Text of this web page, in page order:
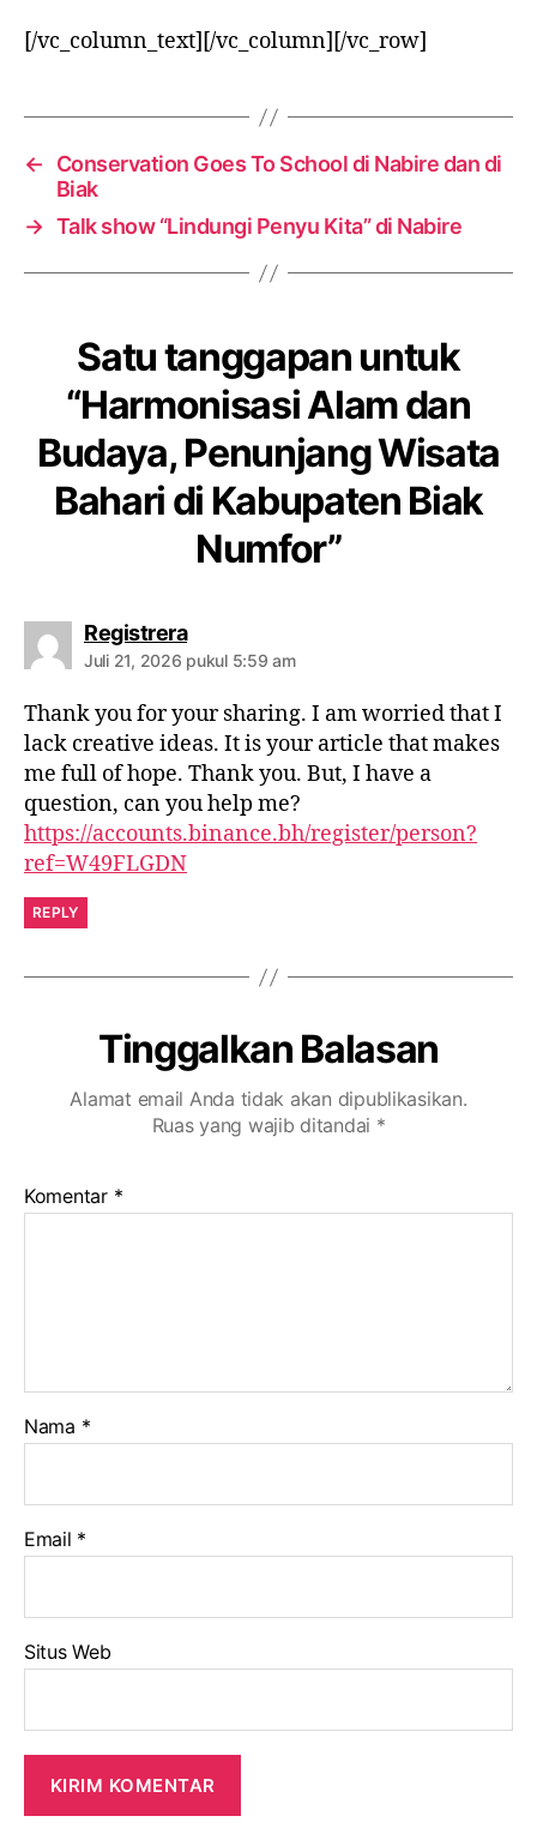
[/vc_column_text][/vc_column][/vc_row]
←
Conservation Goes To School di Nabire dan di
Biak
→ Talk show “Lindungi Penyu Kita” di Nabire
Satu tanggapan untuk
“Harmonisasi Alam dan
Budaya, Penunjang Wisata
Bahari di Kabupaten Biak
Numfor”
Registreraberkomentar:
Juli 21, 2026 pukul 5:59 am
Thank you for your sharing. I am worried that I
lack creative ideas. It is your article that makes
me full of hope. Thank you. But, I have a
question, can you help me?
https://accounts.binance.bh/register/person?
ref=W49FLGDN
REPLY
Tinggalkan Balasan
Alamat email Anda tidak akan dipublikasikan.
Ruas yang wajib ditandai *
Komentar *
Nama *
Email *
Situs Web